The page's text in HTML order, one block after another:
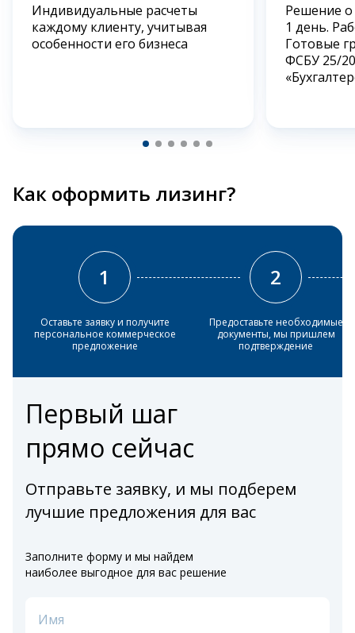
Индивидуальные расчеты
каждому клиенту, учитывая
особенности его бизнеса
Решение
1 день.
Готовые
ФСБУ 25/
Как оформить лизинг?
1
Оставьте заявку и получите
персональное коммерческое
предложение
2
Предоставьте необходимые
документы, мы пришлем
подтверждение
Первый шаг
прямо сейчас
Отправьте заявку, и мы подберем
лучшие предложения для вас
Заполните форму и мы найдем
наиболее выгодное для вас решение
Имя